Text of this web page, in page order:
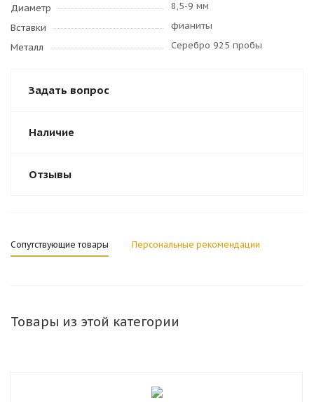
Диаметр
8,5-9 мм
Вставки
фианиты
Металл
Серебро 925 пробы
Задать вопрос
Наличие
Отзывы
Сопутствующие товары Персональные рекомендации
Товары из этой категории